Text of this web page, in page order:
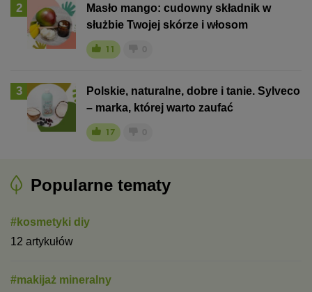
2
Masło mango: cudowny składnik w
służbie Twojej skórze i włosom
11
3
Polskie, naturalne, dobre i tanie. Sylveco
– marka, której warto zaufać
17
Popularne tematy
#kosmetyki diy
12 artykułów
#makijaż mineralny